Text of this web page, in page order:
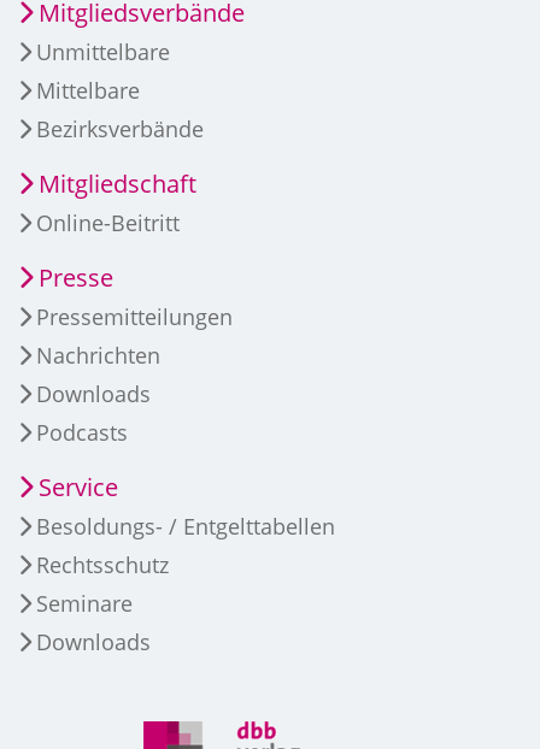
Mitgliedsverbände
Unmittelbare
Mittelbare
Bezirksverbände
Mitgliedschaft
Online-Beitritt
Presse
Pressemitteilungen
Nachrichten
Downloads
Podcasts
Service
Besoldungs- / Entgelttabellen
Rechtsschutz
Seminare
Downloads